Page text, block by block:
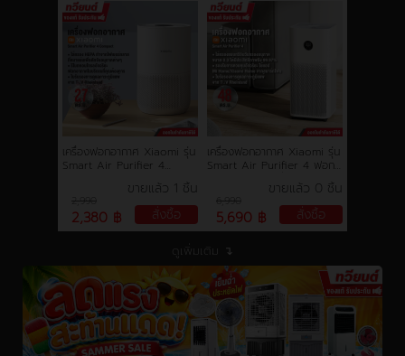
เครื่องฟอกอากาศ Xiaomi รุ่น
Smart Air Purifier 4
บริเวณที่คุณต้องการ 16-27
ตรม.
2,990
2,380 ฿
ขายแล้ว 1 ชิ้น
สั่งซื้อ
เครื่องฟอกอากาศ Xiaomi รุ่น
Smart Air Purifier 4 ฟอก
6,990
5,690 ฿
ขายแล้ว 0 ชิ้น
สั่งซื้อ
ดูเพิ่มเติม ↴